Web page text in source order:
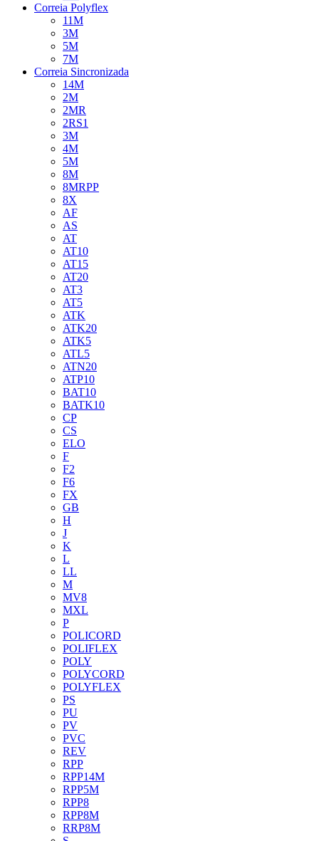
Correia Polyflex
11M
3M
5M
7M
Correia Sincronizada
14M
2M
2MR
2RS1
3M
4M
5M
8M
8MRPP
8X
AF
AS
AT
AT10
AT15
AT20
AT3
AT5
ATK
ATK20
ATK5
ATL5
ATN20
ATP10
BAT10
BATK10
CP
CS
ELO
F
F2
F6
FX
GB
H
J
K
L
LL
M
MV8
MXL
P
POLICORD
POLIFLEX
POLY
POLYCORD
POLYFLEX
PS
PU
PV
PVC
REV
RPP
RPP14M
RPP5M
RPP8
RPP8M
RRP8M